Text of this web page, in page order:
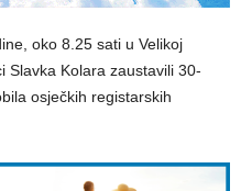
oko 8.25 sati u Velikoj
Slavka Kolara zaustavili 30-
osječkih registarskih